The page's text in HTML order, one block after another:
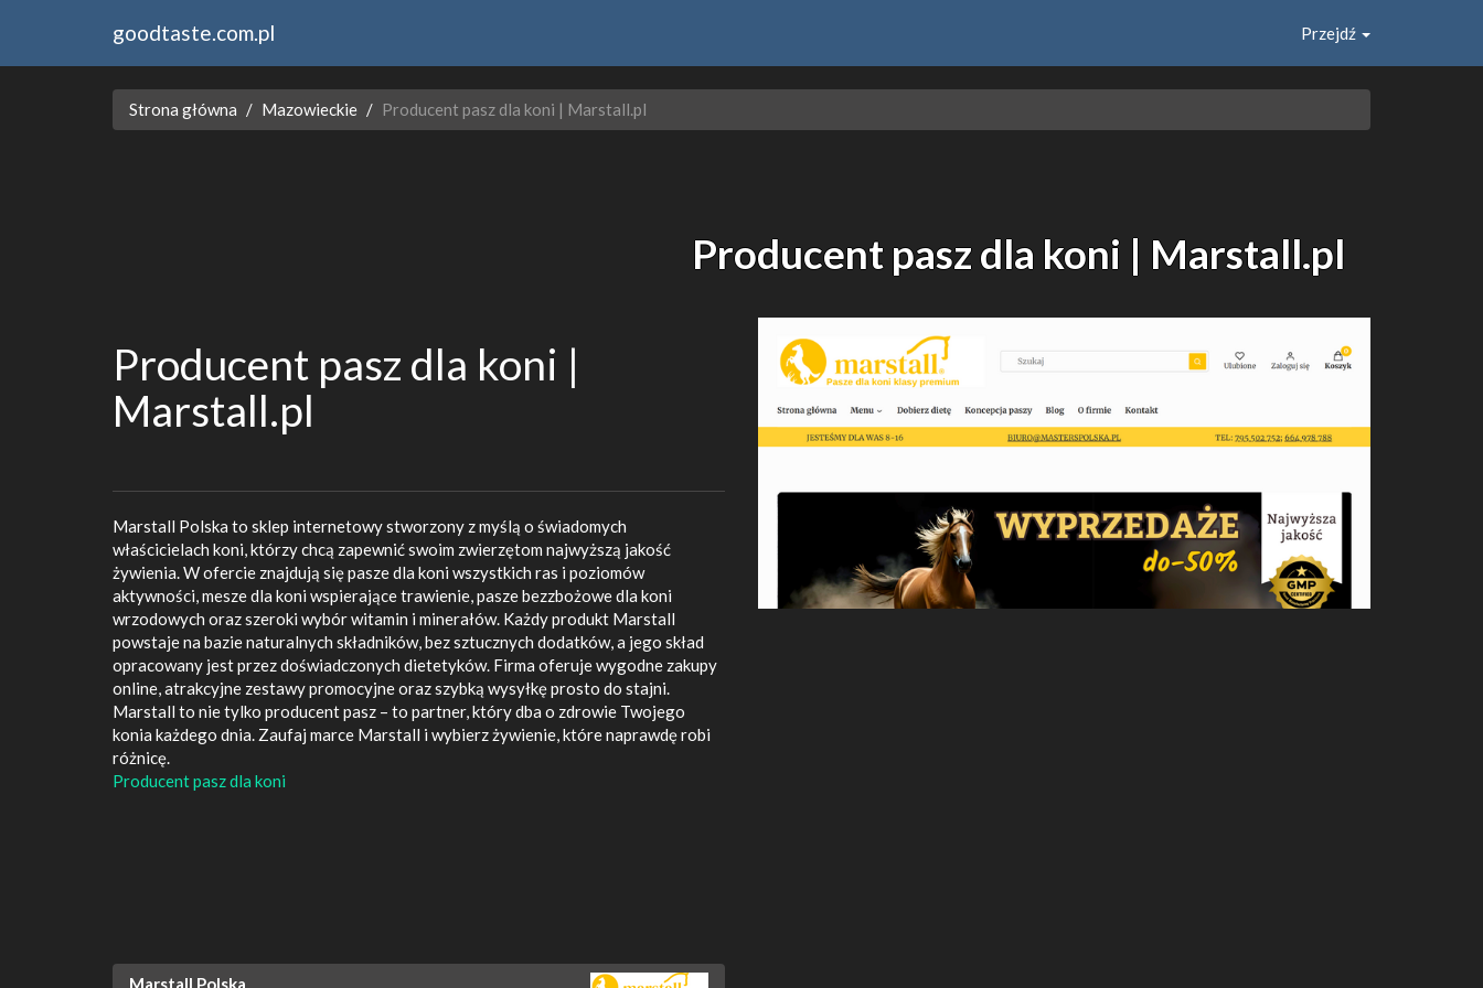
goodtaste.com.pl Przejdź
Strona główna Mazowieckie Producent pasz dla koni | Marstall.pl
Producent pasz dla koni | Marstall.pl
Producent pasz dla koni |
Marstall.pl
Marstall Polska to sklep internetowy stworzony z myślą o świadomych
właścicielach koni, którzy chcą zapewnić swoim zwierzętom najwyższą jakość
żywienia. W ofercie znajdują się pasze dla koni wszystkich ras i poziomów
aktywności, mesze dla koni wspierające trawienie, pasze bezzbożowe dla koni
wrzodowych oraz szeroki wybór witamin i minerałów. Każdy produkt Marstall
powstaje na bazie naturalnych składników, bez sztucznych dodatków, a jego skład
opracowany jest przez doświadczonych dietetyków. Firma oferuje wygodne zakupy
online, atrakcyjne zestawy promocyjne oraz szybką wysyłkę prosto do stajni.
Marstall to nie tylko producent pasz – to partner, który dba o zdrowie Twojego
konia każdego dnia. Zaufaj marce Marstall i wybierz żywienie, które naprawdę robi
różnicę.
Producent pasz dla koni
Marstall Polska